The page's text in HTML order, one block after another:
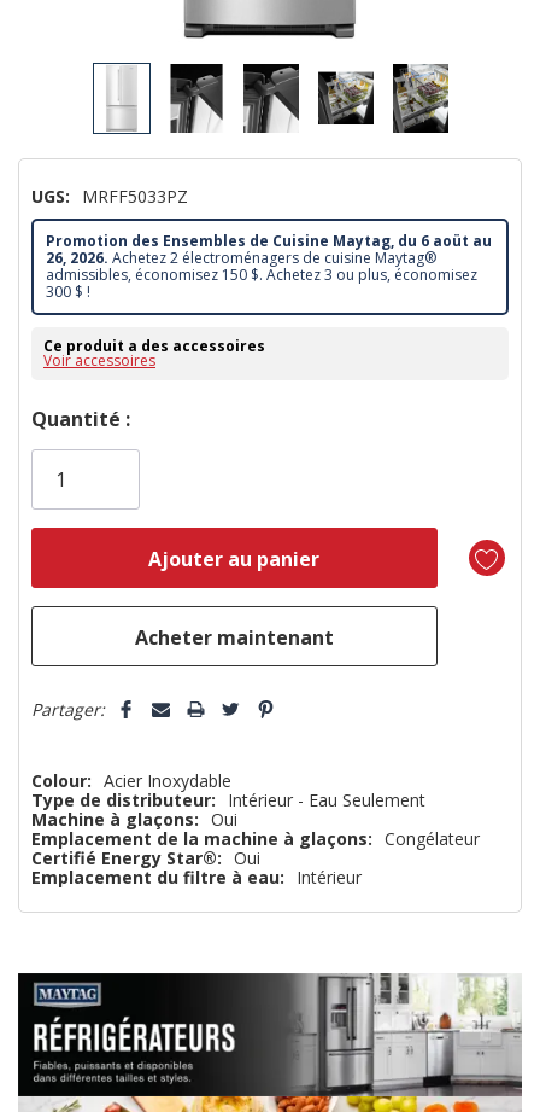
UGS: MRFF5033PZ
Promotion des Ensembles de Cuisine Maytag, du 6 aoüt au
26, 2026. Achetez 2 électroménagers de cuisine Maytag®
admissibles, économisez 150 $. Achetez 3 ou plus, économisez
300 $ !
Ce produit a des accessoires
Voir accessoires
Dépêchez-
vous!
plus
Quantité :
Partager:
Colour: Acier Inoxydable
Type de distributeur:
Intérieur - Eau Seulement
Machine à glaçons: Oui
Emplacement de la machine à glaçons: Congélateur
Certifié Energy Star®: Oui
Emplacement du filtre à eau:
Intérieur